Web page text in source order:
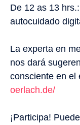
De 12 as 13
autocuidado
La experta en
nos dará
consciente en el
oerlach.de/
¡Participa!